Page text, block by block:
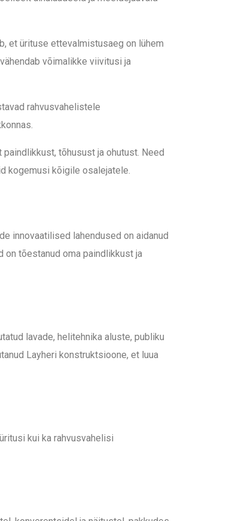
et ürituse ettevalmistusaeg on lühem
võimalikke viivitusi ja
rahvusvahelistele
tõhusust ja ohutust. Need
kogemusi kõigile osalejatele.
innovaatilised lahendused on aidanud
on tõestanud oma paindlikkust ja
lavade, helitehnika aluste, publiku
Layheri konstruktsioone, et luua
kui ka rahvusvahelisi